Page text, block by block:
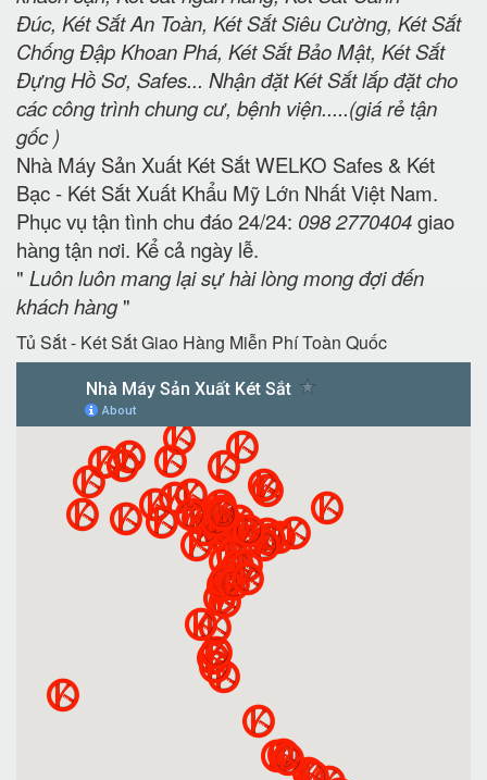
Đúc, Két Sắt An Toàn, Két Sắt Siêu Cường, Két Sắt
Chống Đập Khoan Phá, Két Sắt Bảo Mật, Két Sắt
Đựng Hồ Sơ, Safes... Nhận đặt Két Sắt lắp đặt cho
các công trình chung cư, bệnh viện.....(giá rẻ tận
gốc )
Nhà Máy Sản Xuất Két Sắt WELKO Safes & Két
Bạc - Két Sắt Xuất Khẩu Mỹ Lớn Nhất Việt Nam.
Phục vụ tận tình chu đáo 24/24: 098 2770404giao
hàng tận nơi. Kể cả ngày lễ.
" Luôn luôn mang lại sự hài lòng mong đợi đến
khách hàng"
Tủ Sắt - Két Sắt Giao Hàng Miễn Phí Toàn Quốc